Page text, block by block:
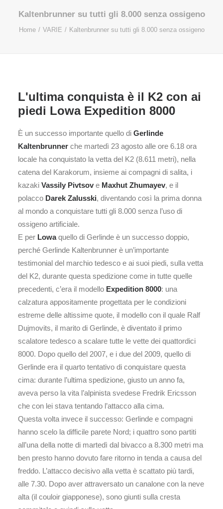
Kaltenbrunner su tutti gli 8.000 senza ossigeno
Home VARIE Kaltenbrunner su tutti gli 8.000 senza ossigeno
L'ultima conquista è il K2 con ai
piedi Lowa Expedition 8000
È un successo importante quello di Gerlinde
Kaltenbrunner che martedì 23 agosto alle ore 6.18 ora
locale ha conquistato la vetta del K2 (8.611 metri), nella
catena del Karakorum, insieme ai compagni di salita, i
kazaki Vassily Pivtsov e Maxhut Zhumayev, e il
polacco Darek Zalusski, diventando così la prima donna
al mondo a conquistare tutti gli 8.000 senza l’uso di
ossigeno artificiale.
E per Lowaquello di Gerlinde è un successo doppio,
perché Gerlinde Kaltenbrunner è un’importante
testimonial del marchio tedesco e ai suoi piedi, sulla vetta
del K2, durante questa spedizione come in tutte quelle
precedenti, c’era il modello Expedition 8000: una
calzatura appositamente progettata per le condizioni
estreme delle altissime quote, il modello con il quale Ralf
Dujmovits, il marito di Gerlinde, è diventato il primo
scalatore tedesco a scalare tutte le vette dei quattordici
8000. Dopo quello del 2007, e i due del 2009, quello di
Gerlinde era il quarto tentativo di conquistare questa
cima: durante l’ultima spedizione, giusto un anno fa,
aveva perso la vita l’alpinista svedese Fredrik Ericsson
che con lei stava tentando l’attacco alla cima.
Questa volta invece il successo: Gerlinde e compagni
hanno scelo la difficile parete Nord; i quattro sono partiti
all’una della notte di martedì dal bivacco a 8.300 metri ma
ben presto hanno dovuto fare ritorno in tenda a causa del
freddo. L’attacco decisivo alla vetta è scattato più tardi,
alle 7.30. Dopo aver attraversato un canalone con la neve
alta (il couloir giapponese), sono giunti sulla cresta